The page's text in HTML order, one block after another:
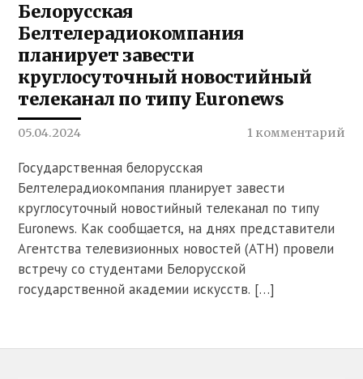
Белорусская
Белтелерадиокомпания
планирует завести
круглосуточный новостийный
телеканал по типу Euronews
05.04.2024 1 комментарий
Государственная белорусская
Белтелерадиокомпания планирует завести
круглосуточный новостийный телеканал по типу
Euronews. Как сообщается, на днях представители
Агентства телевизионных новостей (АТН) провели
встречу со студентами Белорусской
государственной академии искусств. […]